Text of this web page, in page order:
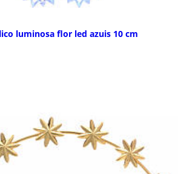
luminosa flor led azuis 10 cm